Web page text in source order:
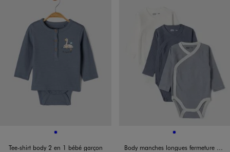
Disponible en 1 coloris
BLEU
Tee-shirt body 2 en 1 bébé garçon
Disponible en 1 coloris
BLEU
Body manches longues fermeture croisée bébé garçon (lot de 3)